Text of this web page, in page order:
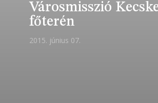
Városmisszió
főterén
2015. június 07.